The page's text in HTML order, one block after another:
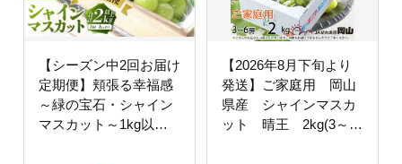
【シーズン中2回お届け
定期便】頬張る幸福感
～緑の宝石・シャイン
マスカット～1kg以上 2
【2026年8月下旬より
発送】ご家庭用 岡山
県産 シャインマスカ
ット 晴王 2kg(3～6